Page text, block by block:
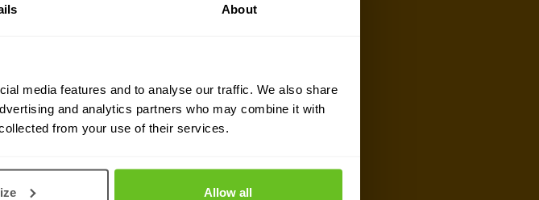
About
media features and to analyse our traffic. We also share
and analytics partners who may combine it with
from your use of their services.
Allow all